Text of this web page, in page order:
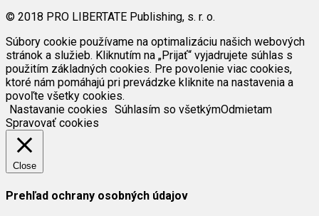
© 2018 PRO LIBERTATE Publishing, s. r. o.
Súbory cookie používame na optimalizáciu našich webových
stránok a služieb. Kliknutím na „Prijať“ vyjadrujete súhlas s
použitím základných cookies. Pre povolenie viac cookies,
ktoré nám pomáhajú pri prevádzke kliknite na nastavenia a
povoľte všetky cookies.
Nastavanie cookies Súhlasím so všetkýmOdmietam
Spravovať cookies
Close
Prehľad ochrany osobných údajov